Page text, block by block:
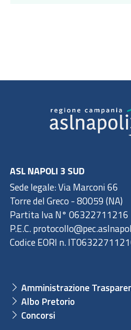
ASL NAPOLI 3 SUD
Sede legale: Via Marconi 66
Torre del Greco - 80059 (NA)
Partita Iva N° 06322711216
P.E.C.
Codice EORI n.
Amministrazione
Albo Pretorio
Concorsi